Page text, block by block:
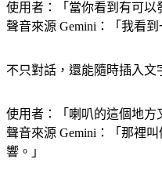
使用者：「當你看到有可以
使用者：「喇叭的這個地方
聲音來源 Gemini：「那裡